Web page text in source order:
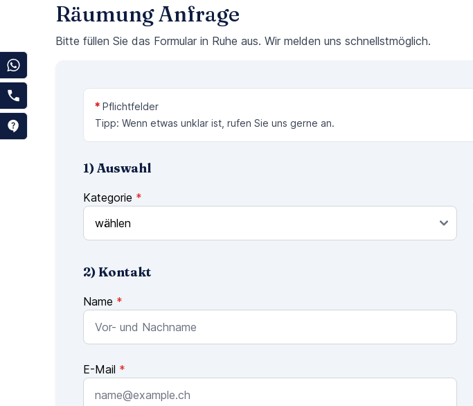
Räumung Anfrage
Bitte füllen Sie das Formular in Ruhe aus. Wir melden uns schnellstmöglich.
* Pflichtfelder
Tipp: Wenn etwas unklar ist, rufen Sie uns gerne an.
1) Auswahl
Kategorie *
2) Kontakt
Name *
E-Mail *